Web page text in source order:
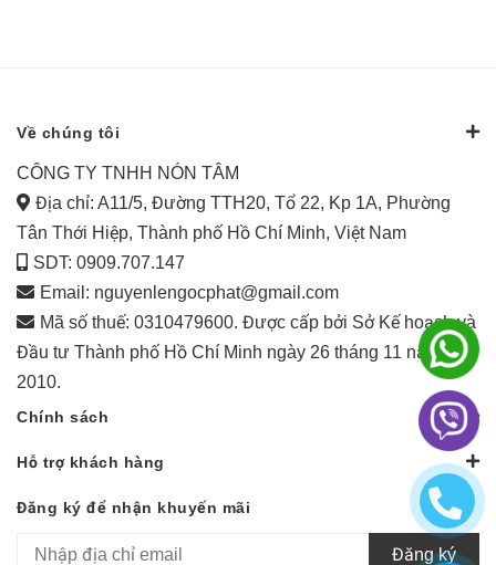
Về chúng tôi
CÔNG TY TNHH NÓN TÂM
Địa chỉ: A11/5, Đường TTH20, Tổ 22, Kp 1A, Phường
Tân Thới Hiệp, Thành phố Hồ Chí Minh, Việt Nam
SDT: 0909.707.147
Email: nguyenlengocphat@gmail.com
Mã số thuế: 0310479600. Được cấp bởi Sở Kế hoạch và
Đầu tư Thành phố Hồ Chí Minh ngày 26 tháng 11 năm
2010.
Chính sách
Hỗ trợ khách hàng
Đăng ký để nhận khuyến mãi
Đăng ký